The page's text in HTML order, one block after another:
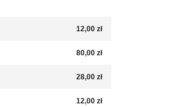
12,00 zł
80,00 zł
28,00 zł
12,00 zł